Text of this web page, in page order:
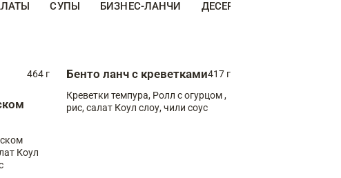
СУПЫ БИЗНЕС-ЛАНЧИ ДЕСЕРТЫ
464 г
Коул
Бенто ланч с креветками417 г
Креветки темпура, Ролл с огурцом ,
рис, салат Коул слоу, чили соус